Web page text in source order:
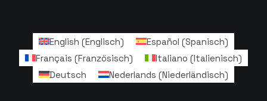
English (Englisch) Español (Spanisch)
Français (Französisch) Italiano (Italienisch)
Deutsch
Nederlands (Niederländisch)